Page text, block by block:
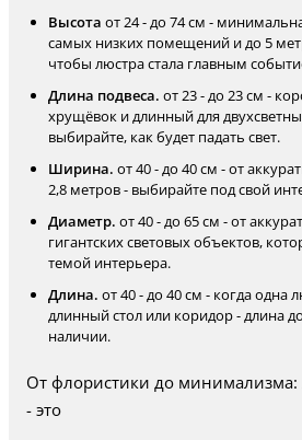
Высота от 24 - до 74 см -
самых низких помещений и до 5
чтобы люстра стала главным
Длина подвеса. от 23 - до 23 см -
хрущёвок и длинный для
выбирайте, как будет падать свет.
Ширина. от 40 - до 40 см - от
2,8 метров - выбирайте под свой
Диаметр. от 40 - до 65 см - от
гигантских световых объектов,
темой интерьера.
Длина. от 40 - до 40 см - когда одна
длинный стол или коридор - длина
наличии.
От флористики до минимализма:
- это